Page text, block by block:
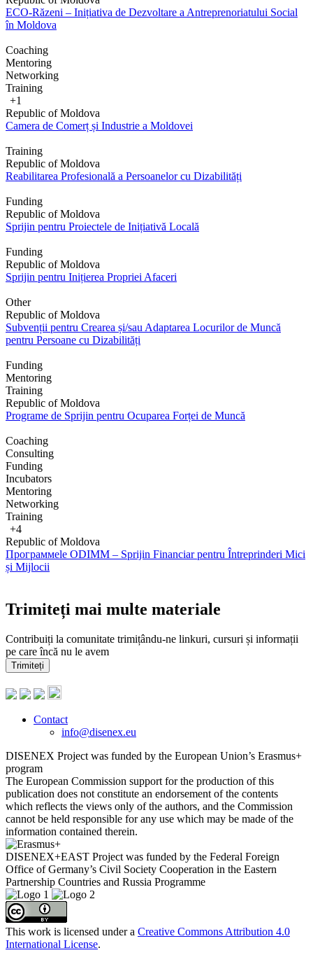
ECO-Răzeni – Inițiativa de Dezvoltare a Antreprenoriatului Social
în Moldova
Coaching
Mentoring
Networking
Training
+1
Republic of Moldova
Camera de Comerț și Industrie a Moldovei
Training
Republic of Moldova
Reabilitarea Profesională a Persoanelor cu Dizabilități
Funding
Republic of Moldova
Sprijin pentru Proiectele de Inițiativă Locală
Funding
Republic of Moldova
Sprijin pentru Inițierea Propriei Afaceri
Other
Republic of Moldova
Subvenții pentru Crearea și/sau Adaptarea Locurilor de Muncă
pentru Persoane cu Dizabilități
Funding
Mentoring
Training
Republic of Moldova
Programe de Sprijin pentru Ocuparea Forței de Muncă
Coaching
Consulting
Funding
Incubators
Mentoring
Networking
Training
+4
Republic of Moldova
Программele ODIMM – Sprijin Financiar pentru Întreprinderi Mici
și Mijlocii
Trimiteți mai multe materiale
Contribuiți la comunitate trimițându-ne linkuri, cursuri și informații
pe care încă nu le avem
Trimiteți
Contact
info@disenex.eu
DISENEX Project was funded by the European Union’s Erasmus+
program
The European Commission support for the production of this
publication does not constitute an endorsement of the contents
which reflects the views only of the authors, and the Commission
cannot be held responsible for any use which may be made of the
information contained therein.
DISENEX+EAST Project was funded by the Federal Foreign
Office of Germany’s Civil Society Cooperation in the Eastern
Partnership Countries and Russia Programme
This work is licensed under a Creative Commons Attribution 4.0
International License.